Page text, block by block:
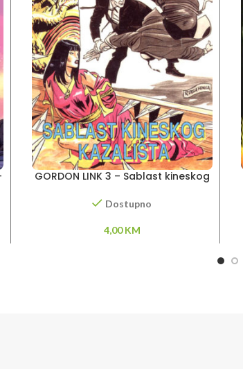
GORDON LINK 3 – Sablast kineskog
Dostupno
4,00KM